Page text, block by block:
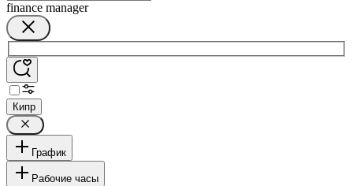
finance manager
Кипр
График
Рабочие часы